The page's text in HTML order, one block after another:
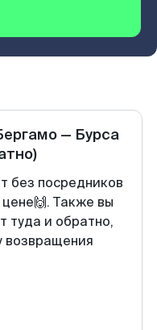
— Бурса
без посредников
Также вы
туда и обратно,
возвращения